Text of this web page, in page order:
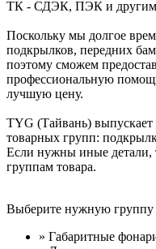
ТК - СДЭК, ПЭК и
Поскольку мы долгое
подкрылков, передних
поэтому сможем
профессиональную
лучшую цену.
TYG (Тайвань)
товарных групп:
Если нужны иные детали,
группам товара.
Выберите нужную группу
» Габаритные